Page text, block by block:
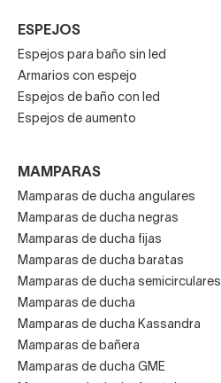
ESPEJOS
Espejos para baño sin led
Armarios con espejo
Espejos de baño con led
Espejos de aumento
MAMPARAS
Mamparas de ducha angulares
Mamparas de ducha negras
Mamparas de ducha fijas
Mamparas de ducha baratas
Mamparas de ducha semicirculares
Mamparas de ducha
Mamparas de ducha Kassandra
Mamparas de bañera
Mamparas de ducha GME